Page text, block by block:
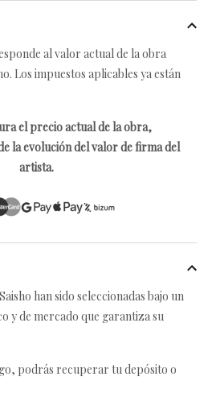
al valor actual de la obra
Los impuestos aplicables ya están
el precio actual de la obra,
la evolución del valor de firma del
artista.
han sido seleccionadas bajo un
y de mercado que garantiza su
podrás recuperar tu depósito o